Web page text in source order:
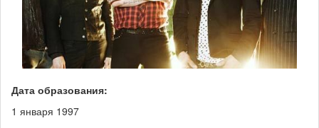
Дата образования:
1 января 1997